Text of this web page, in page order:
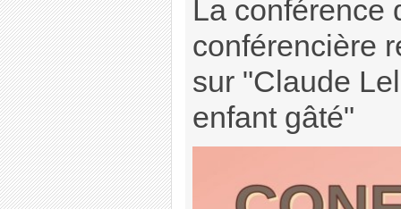
La conférence
conférencière
sur "Claude
enfant gâté"